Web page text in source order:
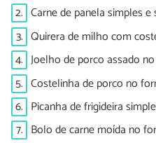
2. Carne de panela simples e
3. Quirera de milho com
4. Joelho de porco assado
5. Costelinha de porco no
6. Picanha de frigideira
7. Bolo de carne moída no